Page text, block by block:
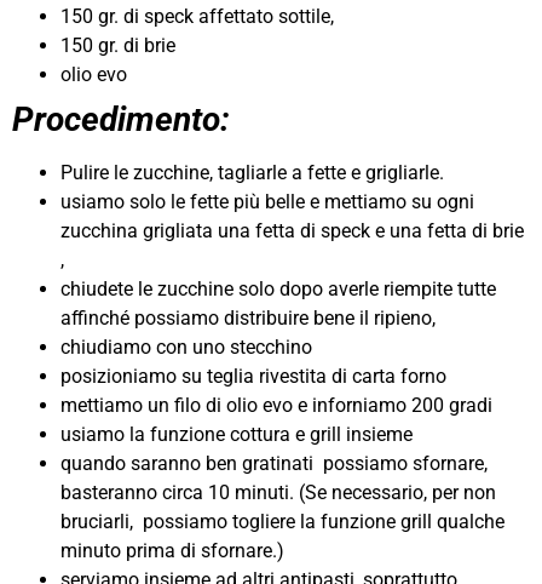
150 gr. di speck affettato sottile,
150 gr. di brie
olio evo
Procedimento:
Pulire le zucchine, tagliarle a fette e grigliarle.
usiamo solo le fette più belle e mettiamo su ogni
zucchina grigliata una fetta di speck e una fetta di brie
,
chiudete le zucchine solo dopo averle riempite tutte
affinché possiamo distribuire bene il ripieno,
chiudiamo con uno stecchino
posizioniamo su teglia rivestita di carta forno
mettiamo un filo di olio evo e inforniamo 200 gradi
usiamo la funzione cottura e grill insieme
quando saranno ben gratinati possiamo sfornare,
basteranno circa 10 minuti. (Se necessario, per non
bruciarli, possiamo togliere la funzione grill qualche
minuto prima di sfornare.)
serviamo insieme ad altri antipasti, soprattutto